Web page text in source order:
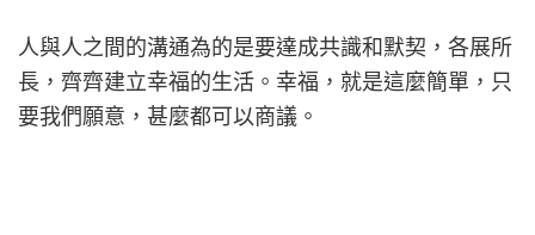
人與人之間的溝通為的是要達成共識和默契，各展所
長， 齊齊建立幸福的生活。幸福，就是這麼簡單，只
要我們願意， 甚麼都可以商議。